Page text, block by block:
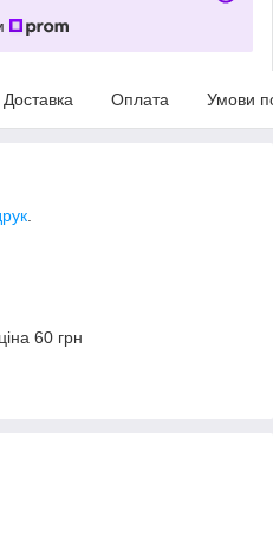
Доставка Оплата Умови
60 грн